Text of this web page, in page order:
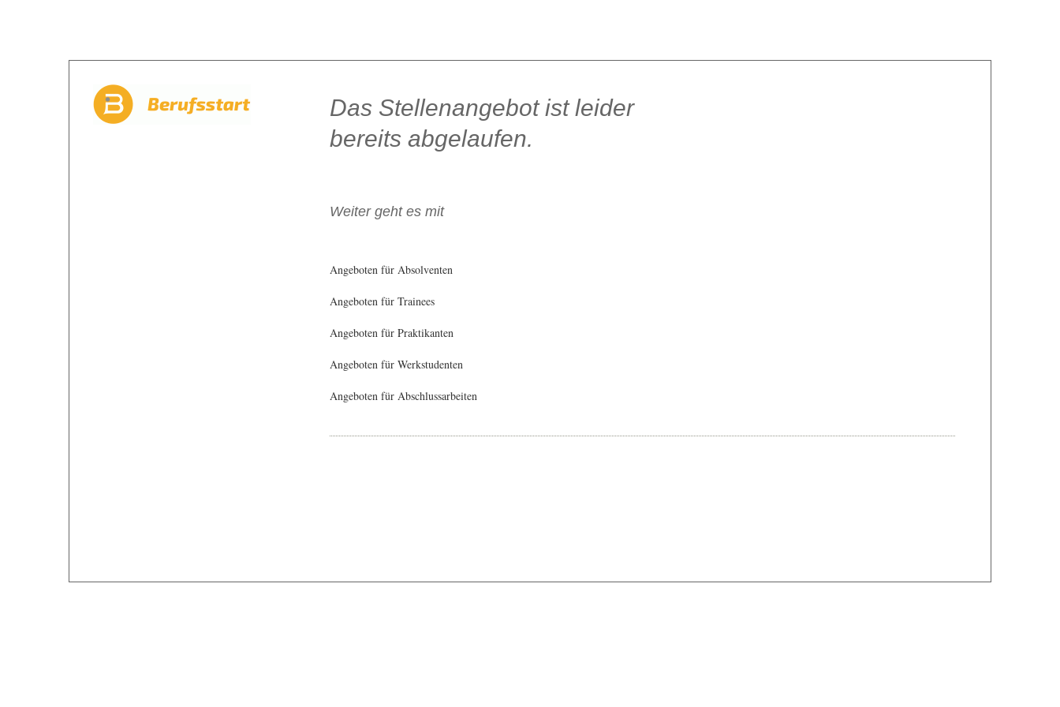
Das Stellenangebot ist leider
bereits abgelaufen.
Weiter geht es mit
Angeboten für Absolventen
Angeboten für Trainees
Angeboten für Praktikanten
Angeboten für Werkstudenten
Angeboten für Abschlussarbeiten